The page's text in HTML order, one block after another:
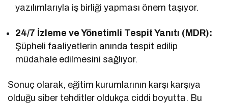
yazılımlarıyla iş birliği yapması önem taşıyor.
24/7 İzleme ve Yönetimli Tespit Yanıtı (MDR):
Şüpheli faaliyetlerin anında tespit edilip
müdahale edilmesini sağlıyor.
Sonuç olarak, eğitim kurumlarının karşı karşıya
olduğu siber tehditler oldukça ciddi boyutta. Bu